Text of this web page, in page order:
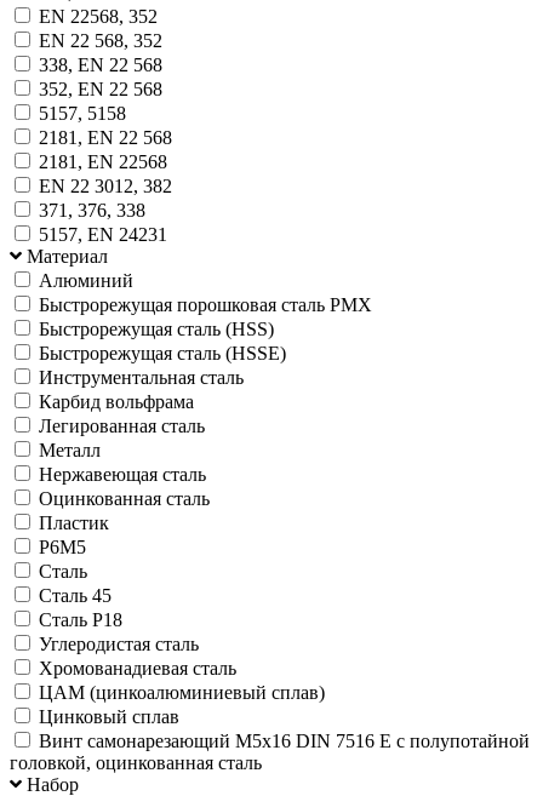
EN 22568, 352
EN 22 568, 352
338, EN 22 568
352, EN 22 568
5157, 5158
2181, EN 22 568
2181, EN 22568
EN 22 3012, 382
371, 376, 338
5157, EN 24231
Материал
Алюминий
Быстрорежущая порошковая сталь PMX
Быстрорежущая сталь (HSS)
Быстрорежущая сталь (HSSE)
Инструментальная сталь
Карбид вольфрама
Легированная сталь
Металл
Нержавеющая сталь
Оцинкованная сталь
Пластик
Р6М5
Сталь
Сталь 45
Сталь Р18
Углеродистая сталь
Хромованадиевая сталь
ЦАМ (цинкоалюминиевый сплав)
Цинковый сплав
Винт самонарезающий М5х16 DIN 7516 E с полупотайной
головкой, оцинкованная сталь
Набор